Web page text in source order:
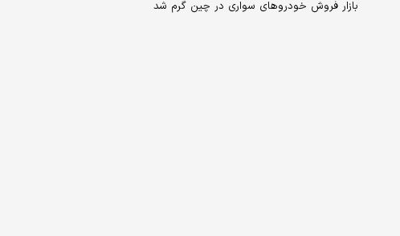
بازار فروش خودروهای سواری در چین گرم شد